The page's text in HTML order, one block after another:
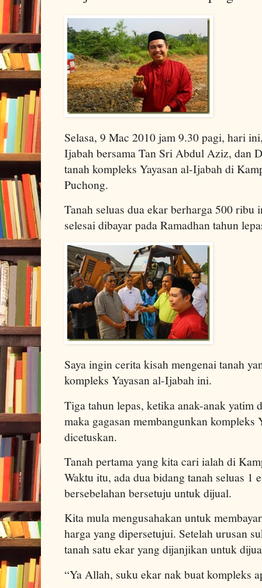
Selasa, 9 Mac 2010 jam 9.30 pagi, hari
Ijabah bersama Tan Sri Abdul Aziz, dan
tanah kompleks Yayasan al-Ijabah di
Puchong.
Tanah seluas dua ekar berharga 500
selesai dibayar pada Ramadhan tahun
Saya ingin cerita kisah mengenai tanah
kompleks Yayasan al-Ijabah ini.
Tiga tahun lepas, ketika anak-anak yatim
maka gagasan membangunkan kompleks
dicetuskan.
Tanah pertama yang kita cari ialah di
Waktu itu, ada dua bidang tanah seluas 1
bersebelahan bersetuju untuk dijual.
Kita mula mengusahakan untuk
harga yang dipersetujui. Setelah urusan
tanah satu ekar yang dijanjikan untuk
“Ya Allah, suku ekar nak buat kompleks